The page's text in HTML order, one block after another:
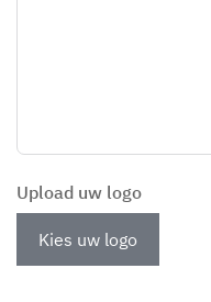
Upload uw logo
Kies uw logo